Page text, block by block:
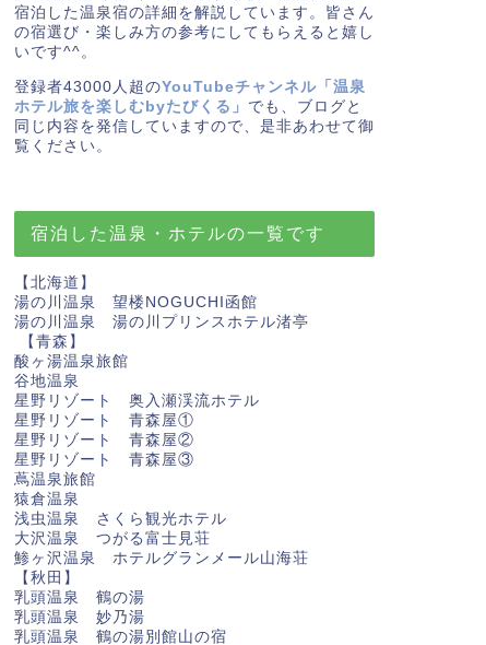
宿泊した温泉宿の詳細を解説しています。皆さん
の宿選び・楽しみ方の参考にしてもらえると嬉し
いです^^。
登録者43000人超のYouTubeチャンネル「温泉
ホテル旅を楽しむbyたびくる」 でも、ブログと
同じ内容を発信していますので、是非あわせて御
覧ください。
宿泊した温泉・ホテルの一覧です
【北海道】
湯の川温泉 望楼NOGUCHI函館
湯の川温泉 湯の川プリンスホテル渚亭
【青森】
酸ヶ湯温泉旅館
谷地温泉
星野リゾート 奥入瀬渓流ホテル
星野リゾート 青森屋①
星野リゾート 青森屋②
星野リゾート 青森屋③
蔦温泉旅館
猿倉温泉
浅虫温泉 さくら観光ホテル
大沢温泉 つがる富士見荘
鯵ヶ沢温泉 ホテルグランメール山海荘
【秋田】
乳頭温泉 鶴の湯
乳頭温泉 妙乃湯
乳頭温泉 鶴の湯別館山の宿